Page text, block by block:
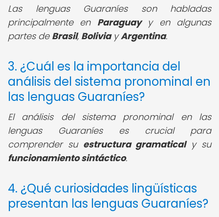
Las lenguas Guaraníes son habladas
principalmente en Paraguayy en algunas
partes de Brasil, BoliviayArgentina.
3. ¿Cuál es la importancia del
análisis del sistema pronominal en
las lenguas Guaraníes?
El análisis del sistema pronominal en las
lenguas Guaraníes es crucial para
comprender su estructura gramaticaly su
funcionamiento sintáctico.
4. ¿Qué curiosidades lingüísticas
presentan las lenguas Guaraníes?